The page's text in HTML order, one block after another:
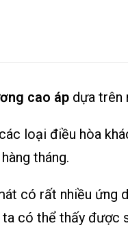
cao áp dựa trên
loại điều hòa
tháng.
có rất nhiều ứng
có thể thấy được